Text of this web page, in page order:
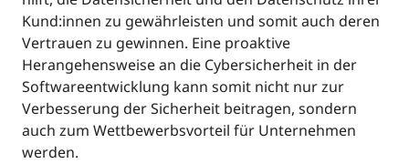
Kund:innen zu gewährleisten und somit auch deren
Vertrauen zu gewinnen. Eine proaktive
Herangehensweise an die Cybersicherheit in der
Softwareentwicklung kann somit nicht nur zur
Verbesserung der Sicherheit beitragen, sondern
auch zum Wettbewerbsvorteil für Unternehmen
werden.